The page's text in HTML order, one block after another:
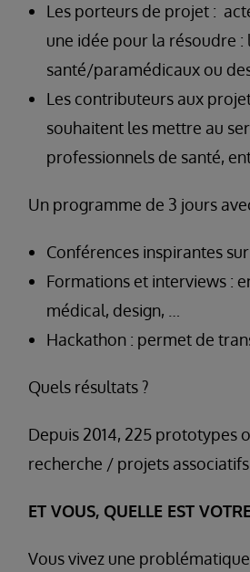
Les porteurs de projet :
une idée pour la résoudre
santé/paramédicaux ou
Les contributeurs aux
souhaitent les mettre au
professionnels de santé,
Un programme de 3 jours
Conférences inspirantes
Formations et interviews :
médical, design, …
Hackathon : permet de
Quels résultats ?
Depuis 2014, 225 prototypes
recherche / projets
ET VOUS, QUELLE EST
Vous vivez une